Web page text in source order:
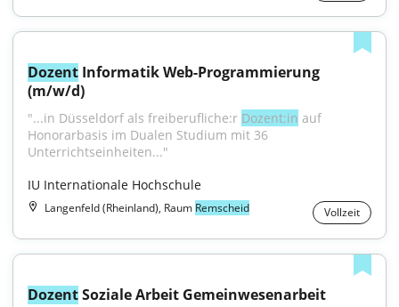
Dozent Informatik Web-Programmierung
(m/w/d)
"...in Düsseldorf als freiberufliche:r Dozent:in auf
Honorarbasis im Dualen Studium mit 36
Unterrichtseinheiten..."
IU Internationale Hochschule
Langenfeld (Rheinland), Raum Remscheid Vollzeit
Dozent Soziale Arbeit Gemeinwesenarbeit